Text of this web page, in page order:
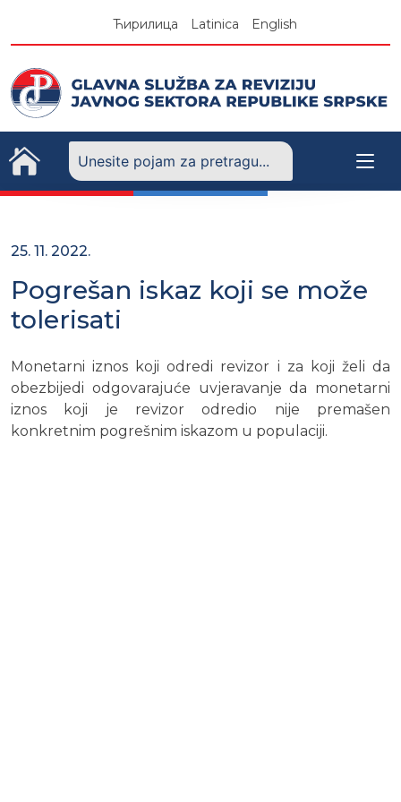
Ћирилица Latinica English
25. 11. 2022.
Pogrešan iskaz koji se može
tolerisati
Monetarni iznos koji odredi revizor i za koji želi da
obezbijedi odgovarajuće uvjeravanje da monetarni
iznos koji je revizor odredio nije premašen
konkretnim pogrešnim iskazom u populaciji.